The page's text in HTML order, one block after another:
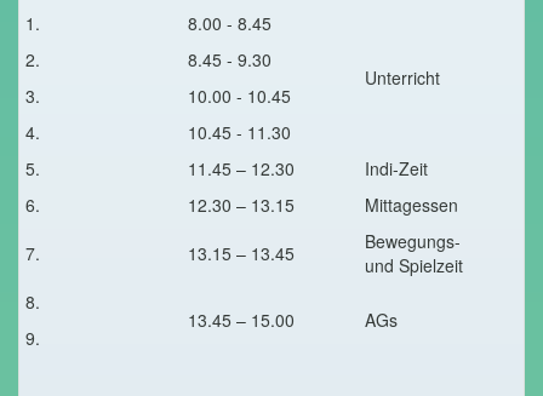
1.
8.00 - 8.45
Unterricht
2.
8.45 - 9.30
3.
10.00 - 10.45
4.
10.45 - 11.30
5.
11.45 – 12.30
Indi-Zeit
6.
12.30 – 13.15
Mittagessen
7.
13.15 – 13.45
Bewegungs-
und Spielzeit
8.
13.45 – 15.00 AGs
9.